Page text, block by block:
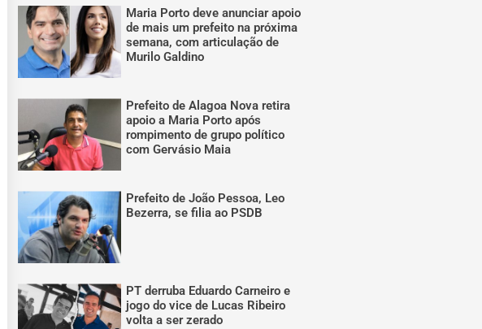
Maria Porto deve anunciar apoio
de mais um prefeito na próxima
semana, com articulação de
Murilo Galdino
Prefeito de Alagoa Nova retira
apoio a Maria Porto após
rompimento de grupo político
com Gervásio Maia
Prefeito de João Pessoa, Leo
Bezerra, se filia ao PSDB
PT derruba Eduardo Carneiro e
jogo do vice de Lucas Ribeiro
volta a ser zerado